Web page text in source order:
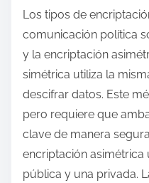
Los tipos de
comunicación política
y la encriptación
simétrica utiliza la
descifrar datos. Este
pero requiere que
clave de manera
encriptación asimétrica
pública y una privada.